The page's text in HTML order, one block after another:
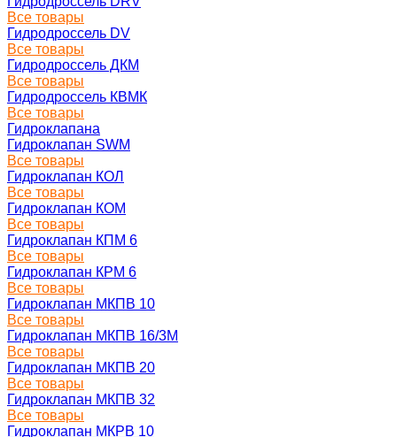
Все товары
Гидродроссель DV
Все товары
Гидродроссель ДКМ
Все товары
Гидродроссель КВМК
Все товары
Гидроклапана
Гидроклапан SWM
Все товары
Гидроклапан КОЛ
Все товары
Гидроклапан КОМ
Все товары
Гидроклапан КПМ 6
Все товары
Гидроклапан КРМ 6
Все товары
Гидроклапан МКПВ 10
Все товары
Гидроклапан МКПВ 16/3М
Все товары
Гидроклапан МКПВ 20
Все товары
Гидроклапан МКПВ 32
Все товары
Гидроклапан МКРВ 10